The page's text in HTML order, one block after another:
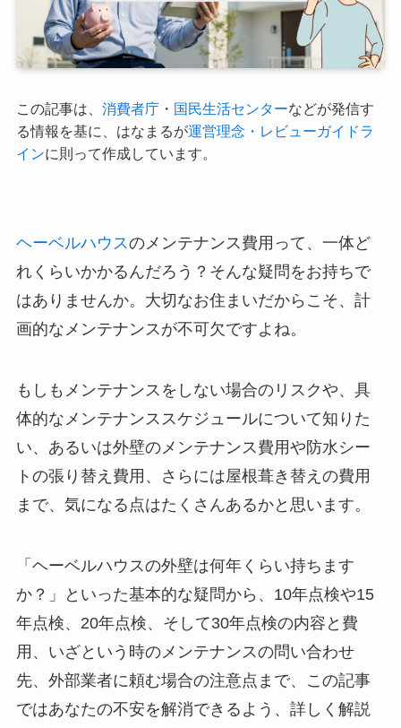
この記事は、 消費者庁・ 国民生活センターなどが発信す
る情報を基に、はなまるが運営理念・レビューガイドラ
インに則って作成しています。
ヘーベルハウスのメンテナンス費用って、一体ど
れくらいかかるんだろう？そんな疑問をお持ちで
はありませんか。大切なお住まいだからこそ、計
画的なメンテナンスが不可欠ですよね。
もしもメンテナンスをしない場合のリスクや、具
体的なメンテナンススケジュールについて知りた
い、あるいは外壁のメンテナンス費用や防水シー
トの張り替え費用、さらには屋根葺き替えの費用
まで、気になる点はたくさんあるかと思います。
「ヘーベルハウスの外壁は何年くらい持ちます
か？」といった基本的な疑問から、10年点検や15
年点検、20年点検、そして30年点検の内容と費
用、いざという時のメンテナンスの問い合わせ
先、外部業者に頼む場合の注意点まで、この記事
ではあなたの不安を解消できるよう、詳しく解説